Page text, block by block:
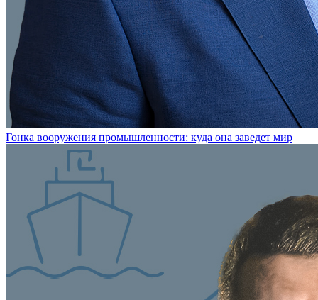
Гонка вооружения промышленности: куда она заведет мир